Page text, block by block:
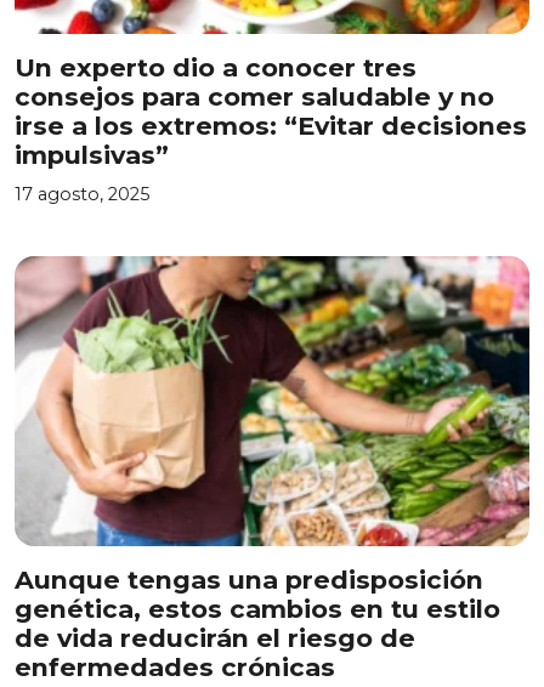
Un experto dio a conocer tres
consejos para comer saludable y no
irse a los extremos: “Evitar decisiones
impulsivas”
17 agosto, 2025
Aunque tengas una predisposición
genética, estos cambios en tu estilo
de vida reducirán el riesgo de
enfermedades crónicas